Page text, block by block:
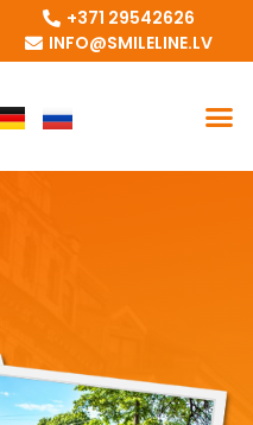
+371 29542626
INFO@SMILELINE.LV